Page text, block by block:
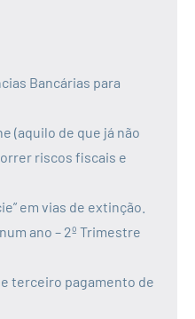
Bancárias para
(aquilo de que já não
riscos fiscais e
em vias de extinção.
ano – 2º Trimestre
terceiro pagamento de